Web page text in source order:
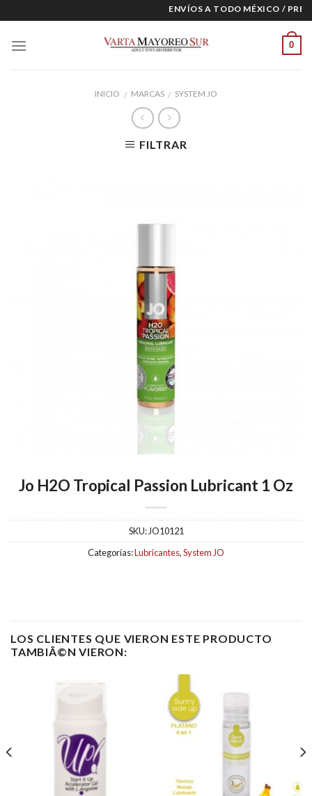
to
content
ENVÍOS A TODO MÉXICO /
0
INICIO / MARCAS / SYSTEM JO
FILTRAR
Jo H2O Tropical Passion Lubricant 1 Oz
SKU: JO10121
Categorías:Lubricantes,System JO
LOS CLIENTES QUE VIERON ESTE PRODUCTO
TAMBIÃ©N VIERON: